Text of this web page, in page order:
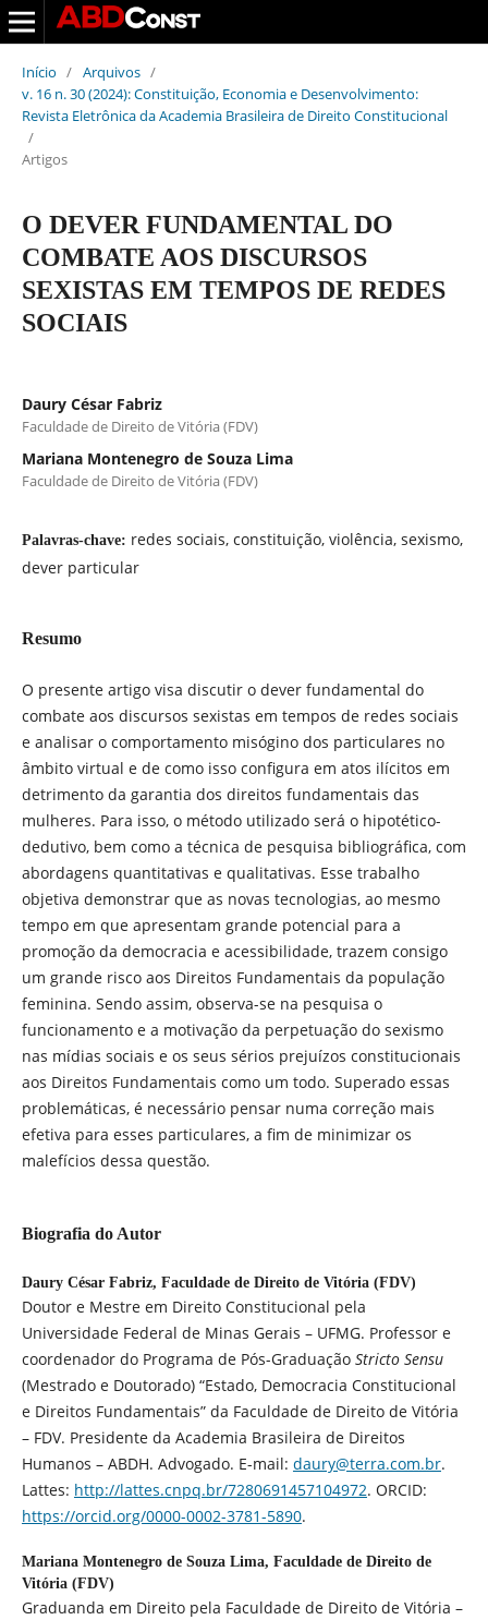
Início / Arquivos /
v. 16 n. 30 (2024): Constituição, Economia e Desenvolvimento:
Revista Eletrônica da Academia Brasileira de Direito Constitucional
/
Artigos
O DEVER FUNDAMENTAL DO
COMBATE AOS DISCURSOS
SEXISTAS EM TEMPOS DE REDES
SOCIAIS
Daury César Fabriz
Faculdade de Direito de Vitória (FDV)
Mariana Montenegro de Souza Lima
Faculdade de Direito de Vitória (FDV)
Palavras-chave: redes sociais, constituição, violência, sexismo,
dever particular
Resumo
O presente artigo visa discutir o dever fundamental do
combate aos discursos sexistas em tempos de redes sociais
e analisar o comportamento misógino dos particulares no
âmbito virtual e de como isso configura em atos ilícitos em
detrimento da garantia dos direitos fundamentais das
mulheres. Para isso, o método utilizado será o hipotético-
dedutivo, bem como a técnica de pesquisa bibliográfica, com
abordagens quantitativas e qualitativas. Esse trabalho
objetiva demonstrar que as novas tecnologias, ao mesmo
tempo em que apresentam grande potencial para a
promoção da democracia e acessibilidade, trazem consigo
um grande risco aos Direitos Fundamentais da população
feminina. Sendo assim, observa-se na pesquisa o
funcionamento e a motivação da perpetuação do sexismo
nas mídias sociais e os seus sérios prejuízos constitucionais
aos Direitos Fundamentais como um todo. Superado essas
problemáticas, é necessário pensar numa correção mais
efetiva para esses particulares, a fim de minimizar os
malefícios dessa questão.
Biografia do Autor
Daury César Fabriz, Faculdade de Direito de Vitória (FDV)
Doutor e Mestre em Direito Constitucional pela
Universidade Federal de Minas Gerais – UFMG. Professor e
coordenador do Programa de Pós-Graduação Stricto Sensu
(Mestrado e Doutorado) “Estado, Democracia Constitucional
e Direitos Fundamentais” da Faculdade de Direito de Vitória
– FDV. Presidente da Academia Brasileira de Direitos
Humanos – ABDH. Advogado. E-mail: daury@terra.com.br.
Lattes: http://lattes.cnpq.br/7280691457104972. ORCID:
https://orcid.org/0000-0002-3781-5890.
Mariana Montenegro de Souza Lima, Faculdade de Direito de
Vitória (FDV)
Graduanda em Direito pela Faculdade de Direito de Vitória –